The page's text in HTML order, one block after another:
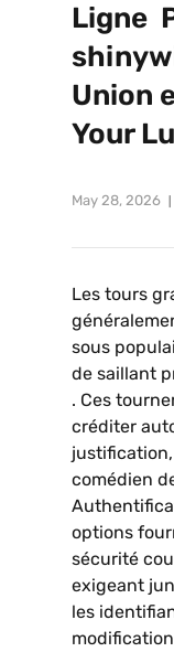
Ligne
Union
Your
May 28, 2026
Les tours
sous
de saillant
. Ces
créditer
comédien
options
sécurité
exigeant
les